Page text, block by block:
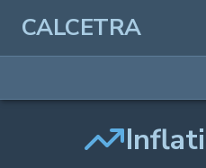
CALCETRA